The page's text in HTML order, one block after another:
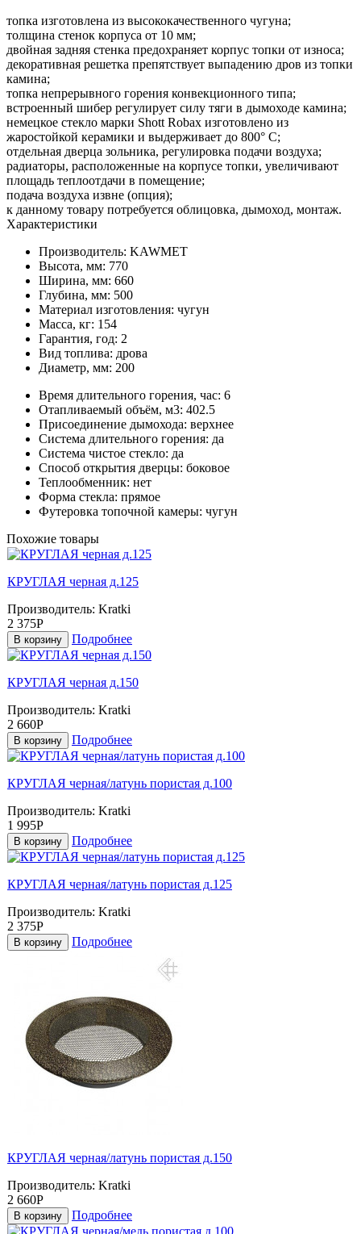
топка изготовлена из высококачественного чугуна;
толщина стенок корпуса от 10 мм;
двойная задняя стенка предохраняет корпус топки от износа;
декоративная решетка препятствует выпадению дров из топки
камина;
топка непрерывного горения конвекционного типа;
встроенный шибер регулирует силу тяги в дымоходе камина;
немецкое стекло марки Shott Robax изготовлено из
жаростойкой керамики и выдерживает до 800° С;
отдельная дверца зольника, регулировка подачи воздуха;
радиаторы, расположенные на корпусе топки, увеличивают
площадь теплоотдачи в помещение;
подача воздуха извне (опция);
к данному товару потребуется облицовка, дымоход, монтаж.
Характеристики
Производитель: KAWMET
Высота, мм: 770
Ширина, мм: 660
Глубина, мм: 500
Материал изготовления: чугун
Масса, кг: 154
Гарантия, год: 2
Вид топлива: дрова
Диаметр, мм: 200
Время длительного горения, час: 6
Отапливаемый объём, м3: 402.5
Присоединение дымохода: верхнее
Система длительного горения: да
Система чистое стекло: да
Способ открытия дверцы: боковое
Теплообменник: нет
Форма стекла: прямое
Футеровка топочной камеры: чугун
Похожие товары
КРУГЛАЯ черная д.125
Производитель: Kratki
2 375Р
В корзину Подробнее
КРУГЛАЯ черная д.150
Производитель: Kratki
2 660Р
В корзину Подробнее
КРУГЛАЯ черная/латунь пористая д.100
Производитель: Kratki
1 995Р
В корзину Подробнее
КРУГЛАЯ черная/латунь пористая д.125
Производитель: Kratki
2 375Р
В корзину Подробнее
КРУГЛАЯ черная/латунь пористая д.150
Производитель: Kratki
2 660Р
В корзину Подробнее